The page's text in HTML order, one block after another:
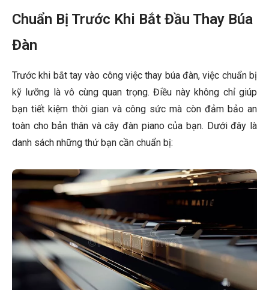
Chuẩn Bị Trước Khi Bắt Đầu Thay Búa
Đàn
Trước khi bắt tay vào công việc thay búa đàn, việc chuẩn bị
kỹ lưỡng là vô cùng quan trọng. Điều này không chỉ giúp
bạn tiết kiệm thời gian và công sức mà còn đảm bảo an
toàn cho bản thân và cây đàn piano của bạn. Dưới đây là
danh sách những thứ bạn cần chuẩn bị: